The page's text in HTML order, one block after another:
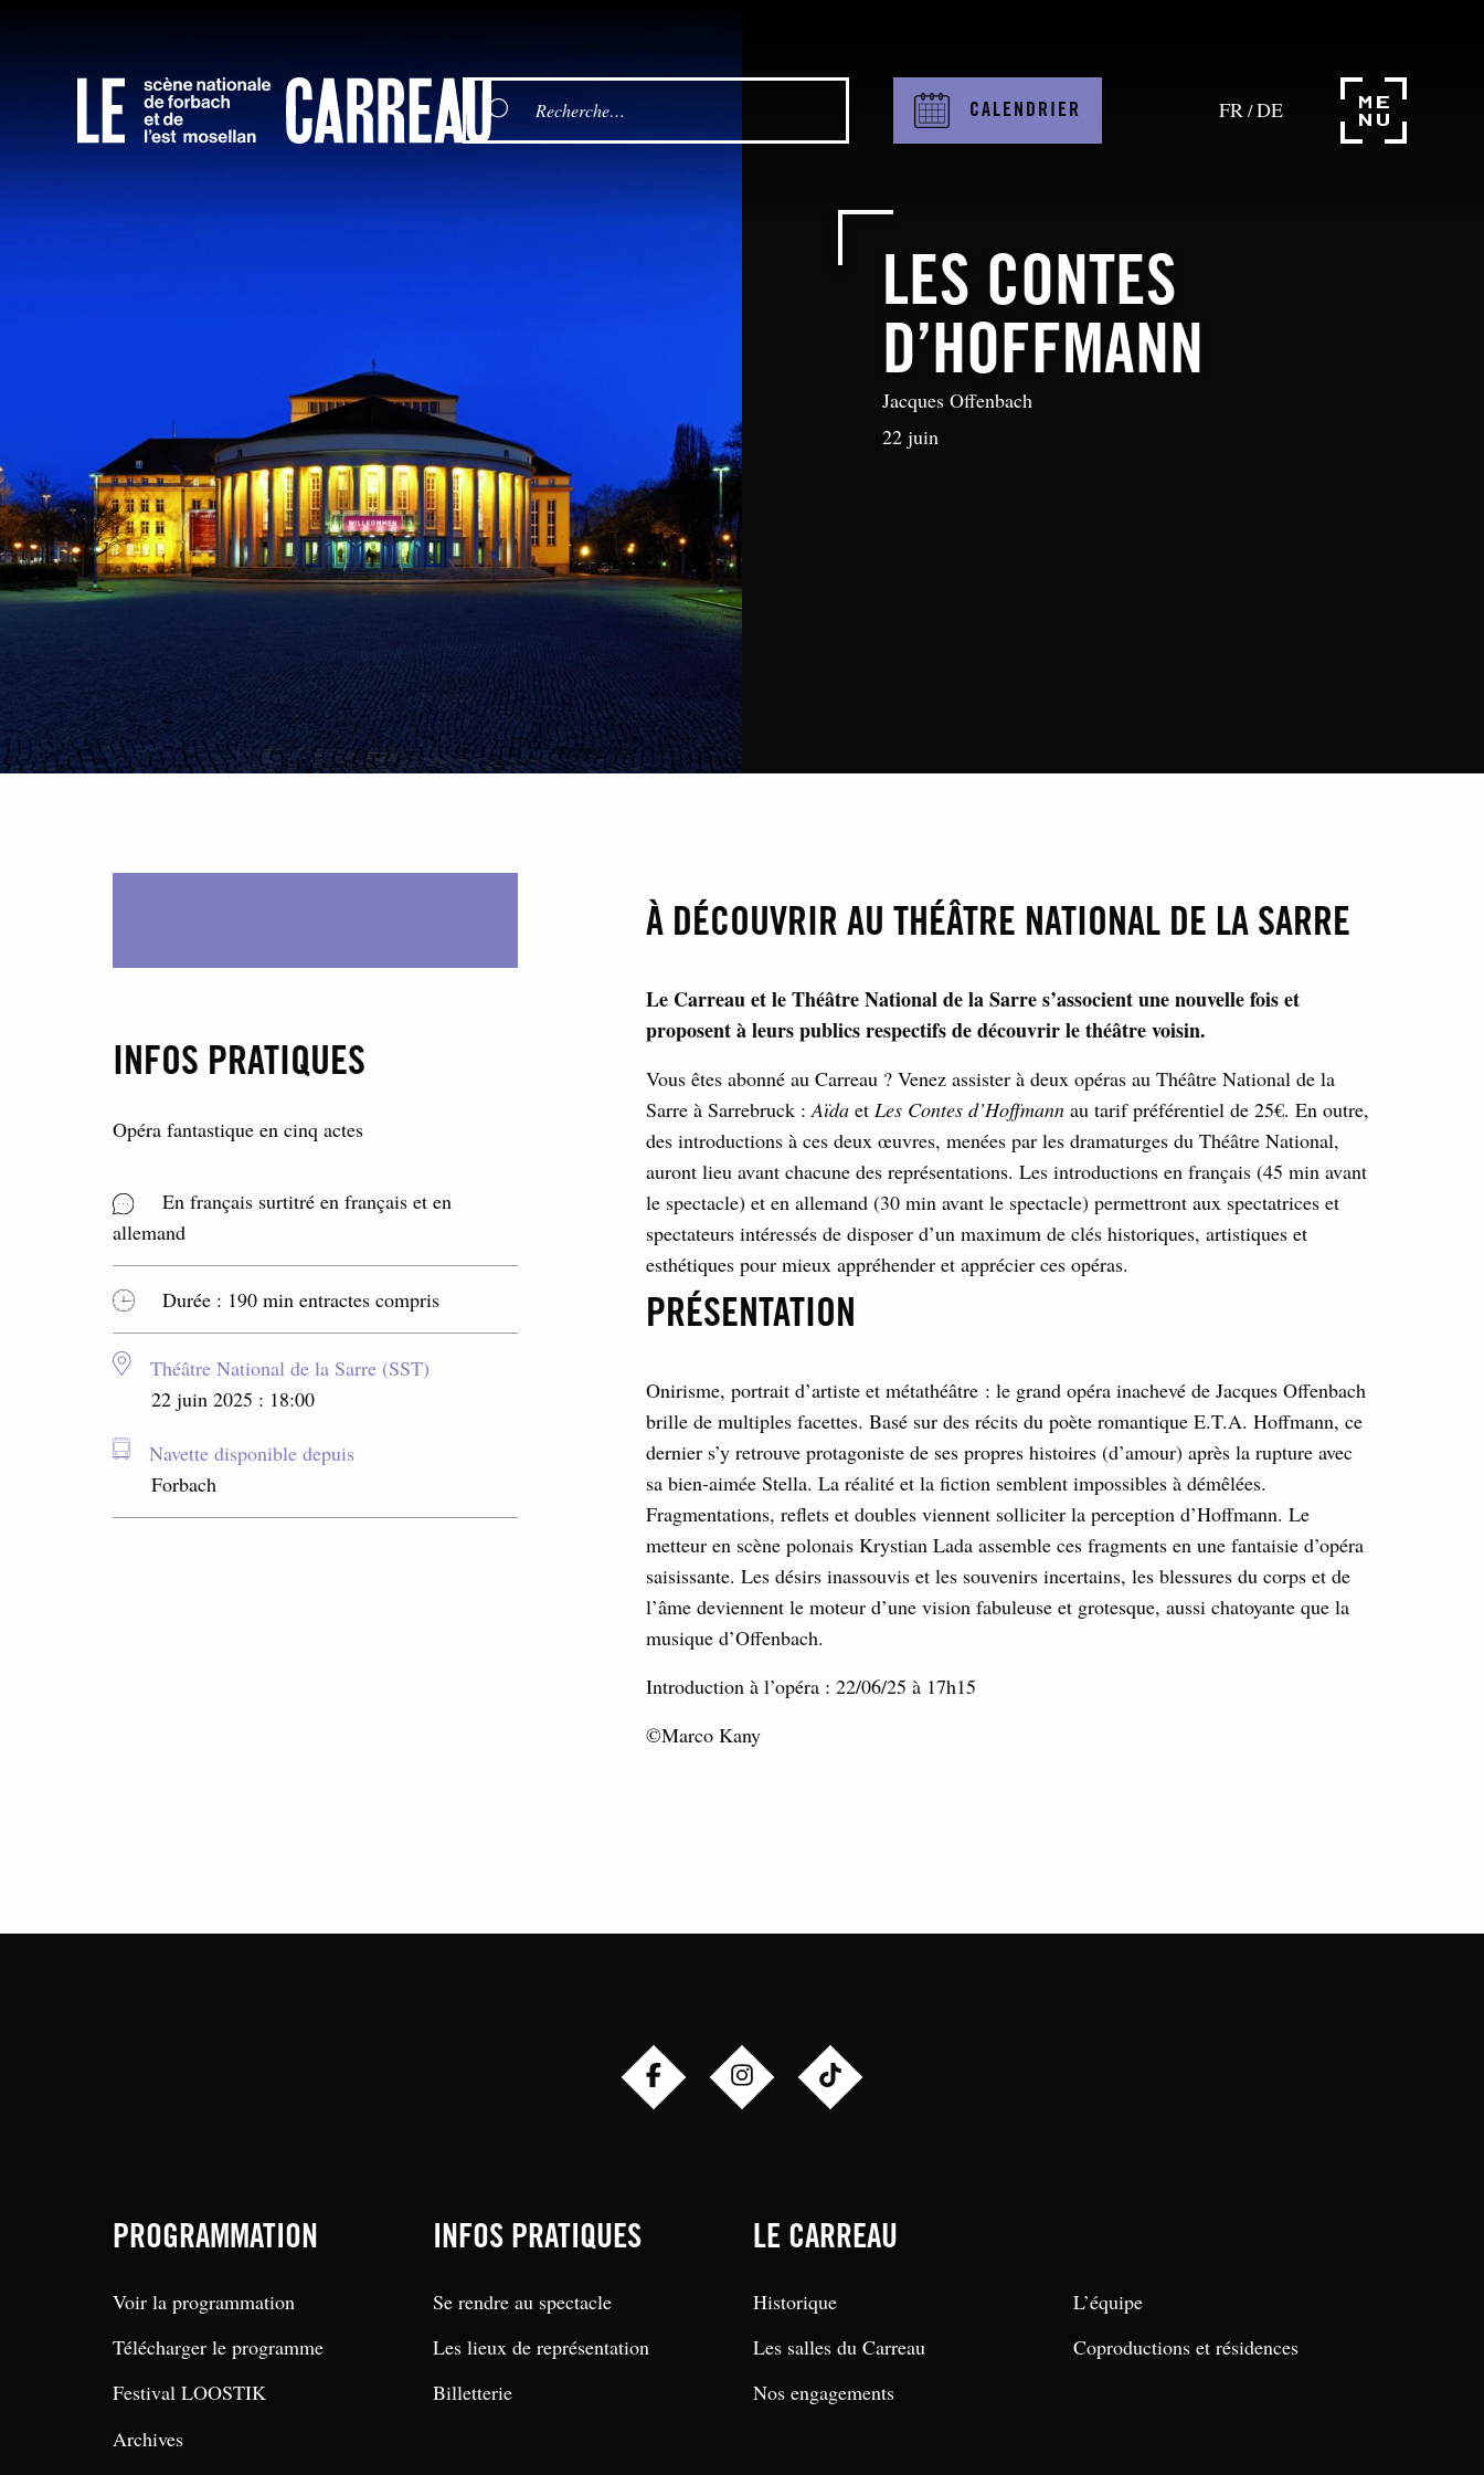
CALENDRIER FR/DE
LES CONTES
D’HOFFMANN
Jacques Offenbach
22 juin
INFOS PRATIQUES
Opéra fantastique en cinq actes
En français surtitré en français et en
allemand
Durée : 190 min entractes compris
Théâtre National de la Sarre (SST)
22 juin 2025 : 18:00
Navette disponible depuis
Forbach
À DÉCOUVRIR AU THÉÂTRE NATIONAL DE LA SARRE
Le Carreau et le Théâtre National de la Sarre s’associent une nouvelle fois et
proposent à leurs publics respectifs de découvrir le théâtre voisin.
Vous êtes abonné au Carreau ? Venez assister à deux opéras au Théâtre National de la
Sarre à Sarrebruck :Aïda etLes Contes d’Hoffmannau tarif préférentiel de 25€. En outre,
des introductions à ces deux œuvres, menées par les dramaturges du Théâtre National,
auront lieu avant chacune des représentations. Les introductions en français (45 min avant
le spectacle) et en allemand (30 min avant le spectacle) permettront aux spectatrices et
spectateurs intéressés de disposer d’un maximum de clés historiques, artistiques et
esthétiques pour mieux appréhender et apprécier ces opéras.
PRÉSENTATION
Onirisme, portrait d’artiste et métathéâtre : le grand opéra inachevé de Jacques Offenbach
brille de multiples facettes. Basé sur des récits du poète romantique E.T.A. Hoffmann, ce
dernier s’y retrouve protagoniste de ses propres histoires (d’amour) après la rupture avec
sa bien-aimée Stella. La réalité et la fiction semblent impossibles à démêlées.
Fragmentations, reflets et doubles viennent solliciter la perception d’Hoffmann. Le
metteur en scène polonais Krystian Lada assemble ces fragments en une fantaisie d’opéra
saisissante. Les désirs inassouvis et les souvenirs incertains, les blessures du corps et de
l’âme deviennent le moteur d’une vision fabuleuse et grotesque, aussi chatoyante que la
musique d’Offenbach.
Introduction à l’opéra : 22/06/25 à 17h15
©Marco Kany
PROGRAMMATION
Voir la programmation
Télécharger le programme
Festival LOOSTIK
Archives
INFOS PRATIQUES
Se rendre au spectacle
Les lieux de représentation
Billetterie
LE CARREAU
Historique
L’équipe
Les salles du Carreau
Coproductions et résidences
Nos engagements